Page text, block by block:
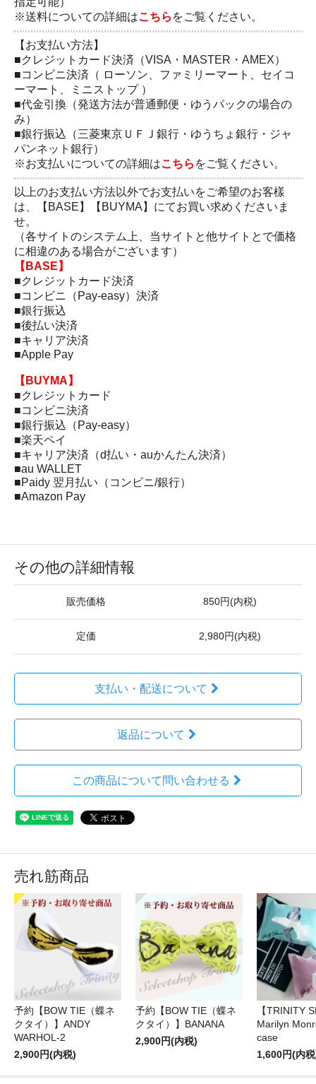
※送料についての詳細はこちら をご覧ください。
【お支払い方法】
■クレジットカード決済（VISA・MASTER・AMEX）
■コンビニ決済（ ローソン、ファミリーマート、セイコ
ーマート、ミニストップ ）
■代金引換（発送方法が普通郵便・ゆうパックの場合の
み）
■銀行振込（三菱東京ＵＦＪ銀行・ゆうちょ銀行・ジャ
パンネット銀行）
※お支払いについての詳細はこちら をご覧ください。
以上のお支払い方法以外でお支払いをご希望のお客樣
は、【BASE】【BUYMA】にてお買い求めくださいま
せ。
（各サイトのシステム上、当サイトと他サイトとで価格
に相違のある場合がございます）
【BASE】
■クレジットカード決済
■コンビニ（Pay-easy）決済
■銀行振込
■後払い決済
■キャリア決済
■Apple Pay
【BUYMA】
■クレジットカード
■コンビニ決済
■銀行振込（Pay-easy）
■楽天ペイ
■キャリア決済（d払い・auかんたん決済）
■au WALLET
■Paidy 翌月払い（コンビニ/銀行）
■Amazon Pay
その他の詳細情報
販売価格 850円(内税)
定価 2,980円(内税)
支払い・配送について
返品について
この商品について問い合わせる
売れ筋商品
予約【BOW TIE（蝶ネ
クタイ）】ANDY
WARHOL-2
2,900円(内税)
予約【BOW TIE（蝶ネ
クタイ）】BANANA
2,900円(内税)
【TRINITY
Marilyn
case
1,600円(内